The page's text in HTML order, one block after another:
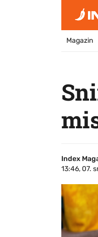
Magazin
Index
13:46, 07.